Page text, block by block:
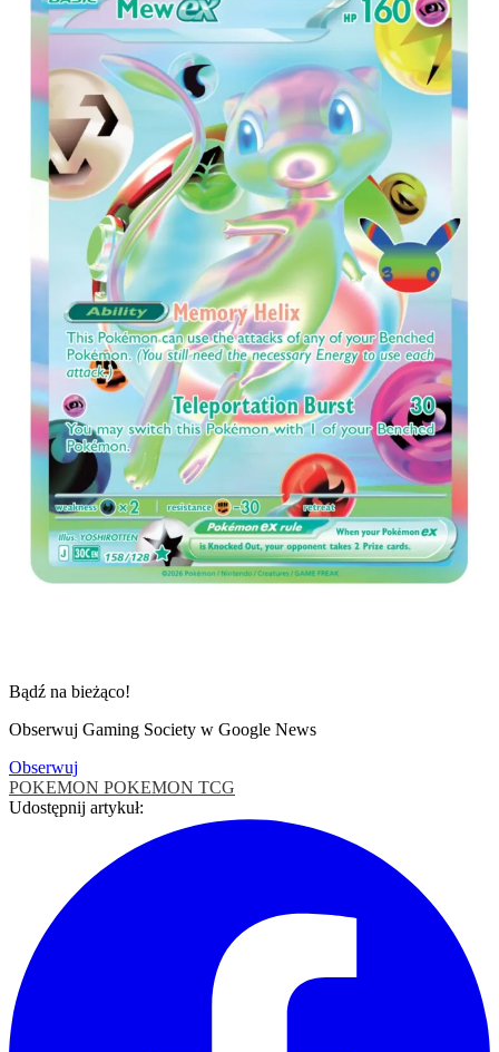
Bądź na bieżąco!
Obserwuj Gaming Society w Google News
Obserwuj
POKEMON POKEMON TCG
Udostępnij artykuł: